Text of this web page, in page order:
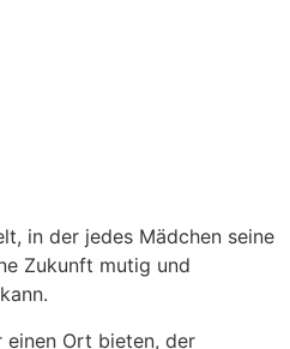
in der jedes Mädchen seine
Zukunft mutig und
Ort bieten, der